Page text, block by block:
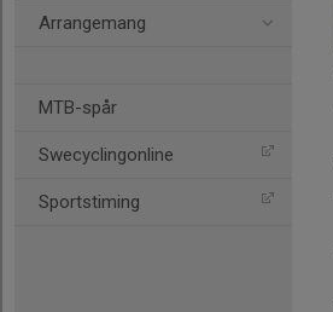
Arrangemang
MTB-spår
Swecyclingonline
Sportstiming